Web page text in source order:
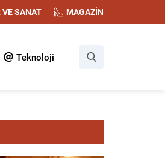
VE SANAT MAGAZİN
Teknoloji